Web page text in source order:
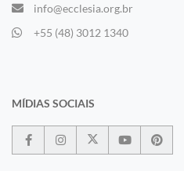
info@ecclesia.org.br
+55 (48) 3012 1340
MÍDIAS SOCIAIS